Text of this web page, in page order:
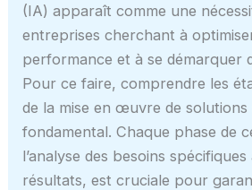
(IA) apparaît comme une
entreprises cherchant à
performance et à se démarquer
Pour ce faire, comprendre les
de la mise en œuvre de solutions
fondamental. Chaque phase de
l’analyse des besoins spécifiques
résultats, est cruciale pour